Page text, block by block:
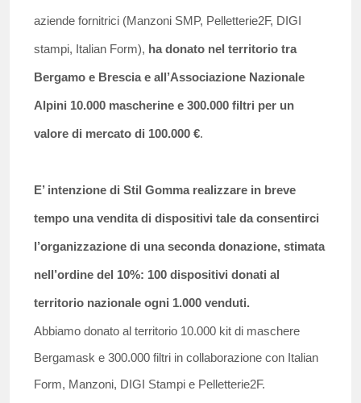
aziende fornitrici (Manzoni SMP, Pelletterie2F, DIGI
stampi, Italian Form), ha donato nel territorio tra
Bergamo e Brescia e all’Associazione Nazionale
Alpini 10.000 mascherine e 300.000 filtri per un
valore di mercato di 100.000 €.
E’ intenzione di Stil Gomma realizzare in breve
tempo una vendita di dispositivi tale da consentirci
l’organizzazione di una seconda donazione, stimata
nell’ordine del 10%: 100 dispositivi donati al
territorio nazionale ogni 1.000 venduti.
Abbiamo donato al territorio 10.000 kit di maschere
Bergamask e 300.000 filtri in collaborazione con Italian
Form, Manzoni, DIGI Stampi e Pelletterie2F.